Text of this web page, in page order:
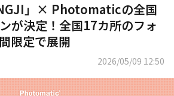
」× Photomaticの全国
が決定！全国17カ所のフォ
限定で展開
2026/05/09 12:50